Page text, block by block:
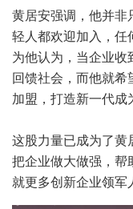
黄居安强调，他并
轻人都欢迎加入，任
为他认为，当企业
回馈社会，而他就
加盟，打造新一代成
这股力量已成为了
把企业做大做强，帮
就更多创新企业领军